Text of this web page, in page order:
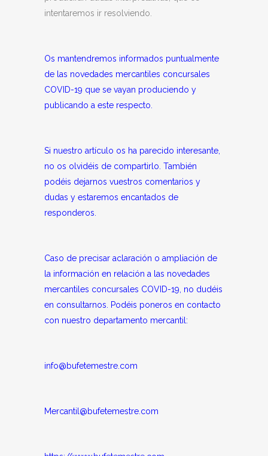
intentaremos ir resolviendo.
Os mantendremos informados puntualmente
de las novedades mercantiles concursales
COVID-19 que se vayan produciendo y
publicando a este respecto.
Si nuestro artículo os ha parecido interesante,
no os olvidéis de compartirlo. También
podéis dejarnos vuestros comentarios y
dudas y estaremos encantados de
responderos.
Caso de precisar aclaración o ampliación de
la información en relación a las novedades
mercantiles concursales COVID-19, no dudéis
en consultarnos. Podéis poneros en contacto
con nuestro departamento mercantil:
info@bufetemestre.com
Mercantil@bufetemestre.com